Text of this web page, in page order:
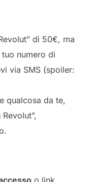
di 50€, ma
numero di
via SMS (spoiler:
qualcosa da te,
o link